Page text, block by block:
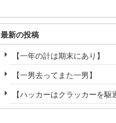
最新の投稿
【一年の計は期末にあり】
【一男去ってまた一男】
【ハッカーはクラッカーを駆